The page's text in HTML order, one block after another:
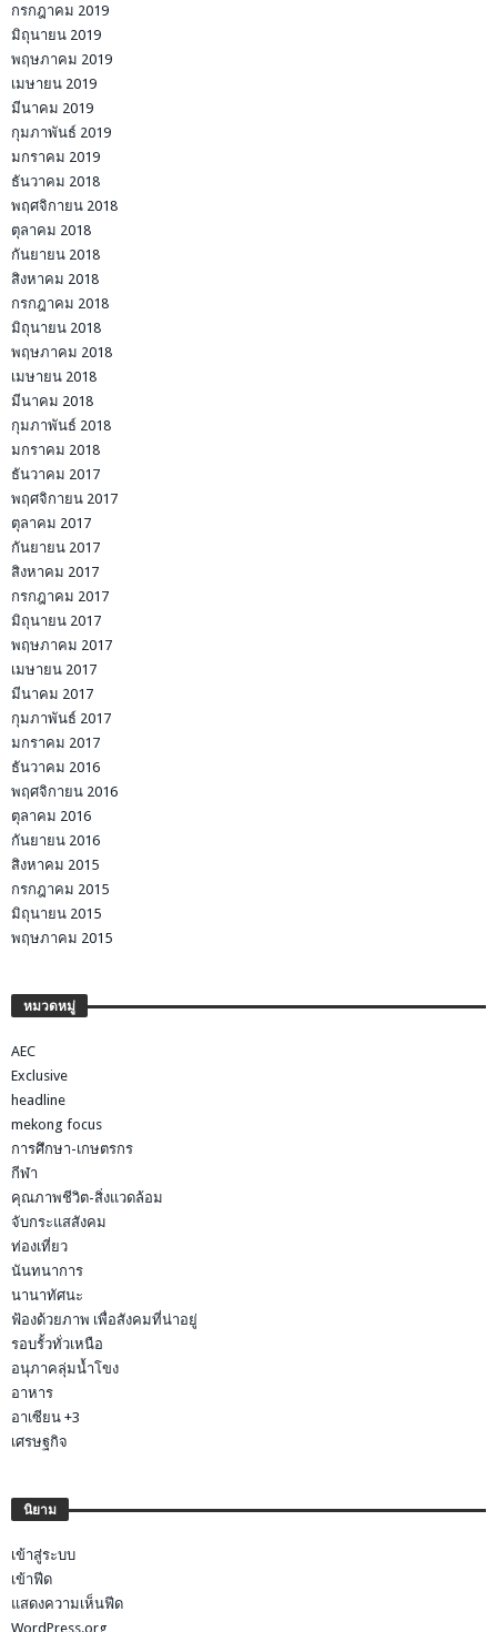
กรกฎาคม 2019
มิถุนายน 2019
พฤษภาคม 2019
เมษายน 2019
มีนาคม 2019
กุมภาพันธ์ 2019
มกราคม 2019
ธันวาคม 2018
พฤศจิกายน 2018
ตุลาคม 2018
กันยายน 2018
สิงหาคม 2018
กรกฎาคม 2018
มิถุนายน 2018
พฤษภาคม 2018
เมษายน 2018
มีนาคม 2018
กุมภาพันธ์ 2018
มกราคม 2018
ธันวาคม 2017
พฤศจิกายน 2017
ตุลาคม 2017
กันยายน 2017
สิงหาคม 2017
กรกฎาคม 2017
มิถุนายน 2017
พฤษภาคม 2017
เมษายน 2017
มีนาคม 2017
กุมภาพันธ์ 2017
มกราคม 2017
ธันวาคม 2016
พฤศจิกายน 2016
ตุลาคม 2016
กันยายน 2016
สิงหาคม 2015
กรกฎาคม 2015
มิถุนายน 2015
พฤษภาคม 2015
หมวดหมู่
AEC
Exclusive
headline
mekong focus
การศึกษา-เกษตรกร
กีฬา
คุณภาพชีวิต-สิ่งแวดล้อม
จับกระแสสังคม
ท่องเที่ยว
นันทนาการ
นานาทัศนะ
ฟ้องด้วยภาพ เพื่อสังคมที่น่าอยู่
รอบรั้วทั่วเหนือ
อนุภาคลุ่มน้ำโขง
อาหาร
อาเซียน +3
เศรษฐกิจ
นิยาม
เข้าสู่ระบบ
เข้าฟีด
แสดงความเห็นฟีด
WordPress.org